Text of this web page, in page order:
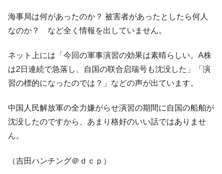
Fact1 平成仮面ライダーの意外すぎるモチーフとは？
発表から2日で大崩壊、鳴かず飛ばずに終わりそう
Fact1
日本人マスターズ挑戦の歴史。松山以前に最高位
だった選手とは？
ている意外な選手とは？
Fact1 セレクトセールの高額取引馬が稼いだ金額とは？
海事局は何があったのか？ 被害者があったとしたら何人
なのか？ など全く情報を出していません。
ネット上には「今回の軍事演習の効果は素晴らしい。A株
は2日連続で急落し、自国の联合启瑞号も沈没した」「演
習の標的になったのでは？」などの声が出ています。
中国人民解放軍の全力嫌がらせ演習の期間に自国の船舶が
沈没したのですから、あまり格好のいい話ではありませ
ん。
（吉田ハンチング＠ｄｃｐ）